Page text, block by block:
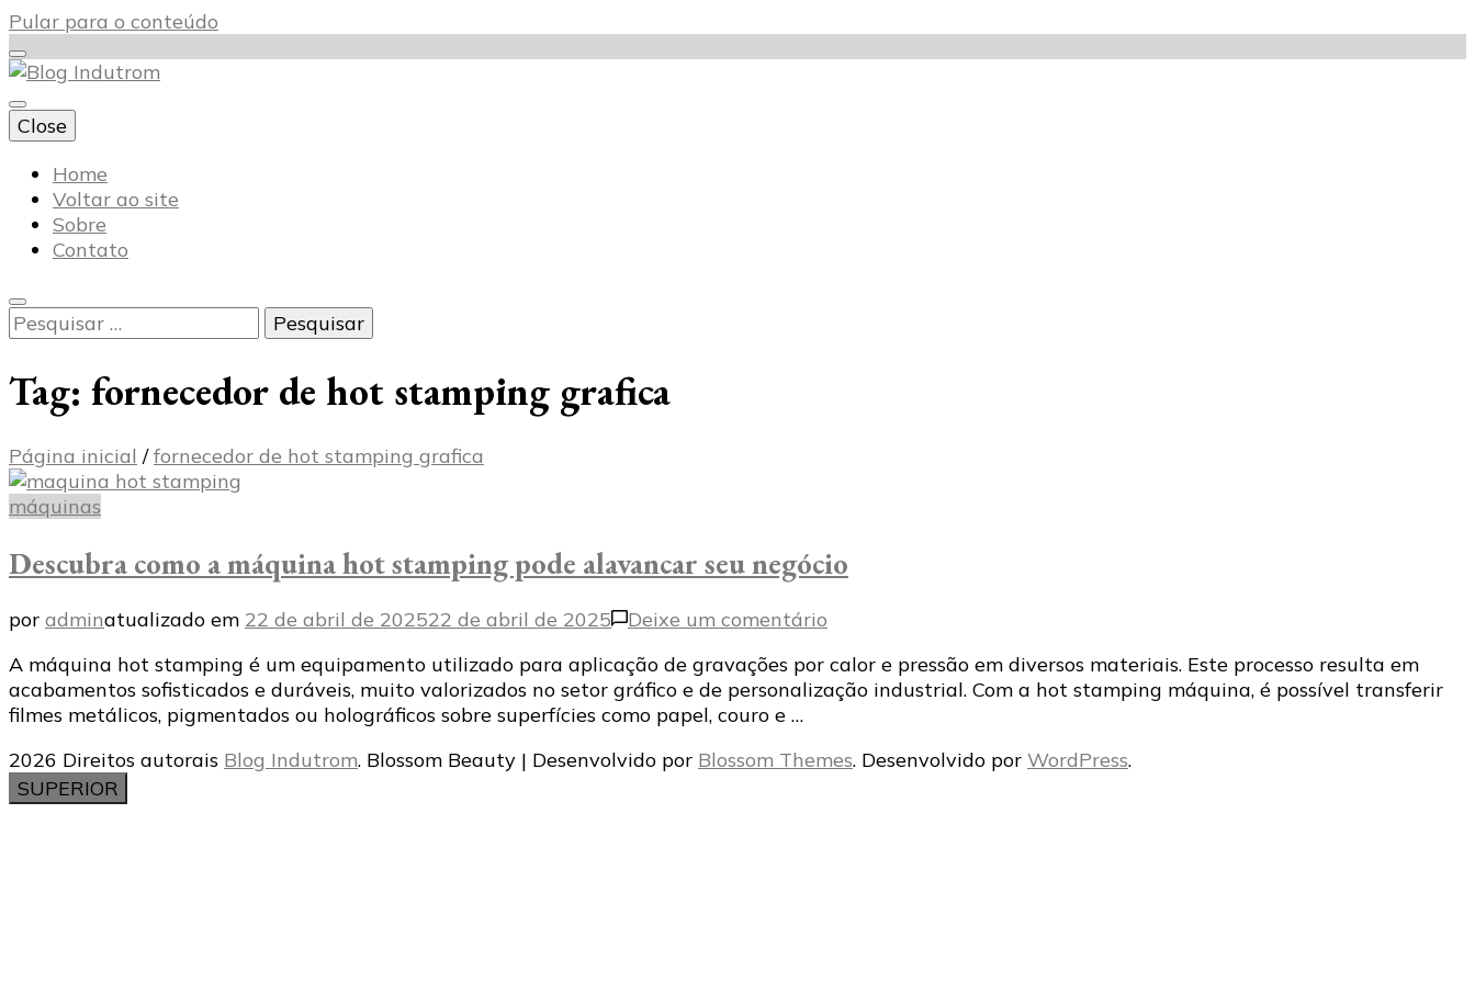
Pular para o conteúdo
Blog Indutrom
Close
Home
Voltar ao site
Sobre
Contato
Pesquisar
por:
Tag: fornecedor de hot stamping grafica
Página inicial / fornecedor de hot stamping grafica
máquinas
Descubra como a máquina hot stamping pode alavancar seu negócio
por adminatualizado em 22 de abril de 202522 de abril de 2025 Deixe um comentário
como
a
stamping
A máquina hot stamping é um equipamento utilizado para aplicação de gravações por calor e pressão em diversos materiais. Este processo resulta em
acabamentos sofisticados e duráveis, muito valorizados no setor gráfico e de personalização industrial. Com a hot stamping máquina, é possível transferir
filmes metálicos, pigmentados ou holográficos sobre superfícies como papel, couro e …
2026 Direitos autorais Blog Indutrom. Blossom Beauty | Desenvolvido por Blossom Themes. Desenvolvido por WordPress.
SUPERIOR